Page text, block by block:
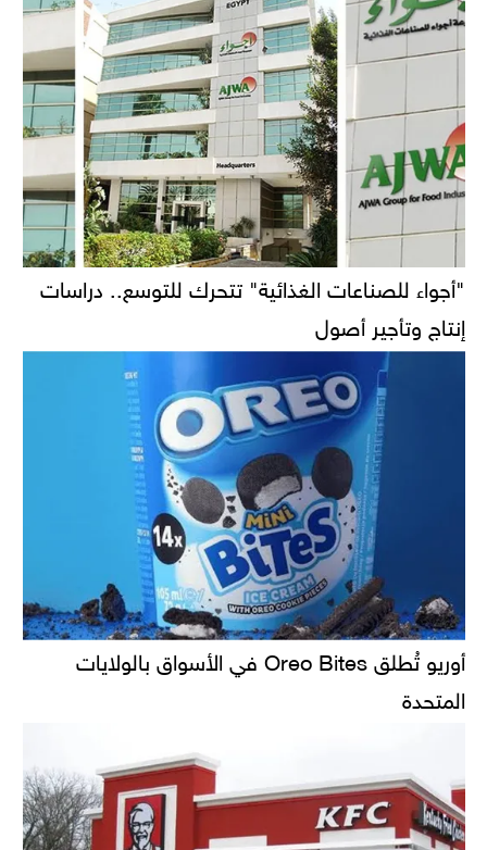
"أجواء للصناعات الغذائية" تتحرك للتوسع.. دراسات
إنتاج وتأجير أصول
أوريو تُطلق Oreo Bites في الأسواق بالولايات
المتحدة